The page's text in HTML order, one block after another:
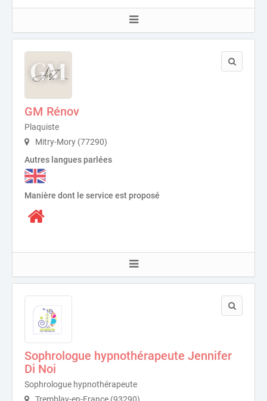
GM Rénov
Plaquiste
Mitry-Mory (77290)
Autres langues parlées
Manière dont le service est proposé
Sophrologue hypnothérapeute Jennifer
Di Noi
Sophrologue hypnothérapeute
Tremblay-en-France (93290)